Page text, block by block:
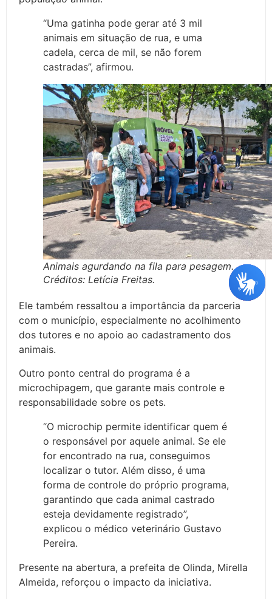
“Uma gatinha pode gerar até 3 mil
animais em situação de rua, e uma
cadela, cerca de mil, se não forem
castradas”, afirmou.
Animais agurdando na fila para pesagem.
Créditos: Letícia Freitas.
Ele também ressaltou a importância da parceria
com o município, especialmente no acolhimento
dos tutores e no apoio ao cadastramento dos
animais.
Outro ponto central do programa é a
microchipagem, que garante mais controle e
responsabilidade sobre os pets.
“O microchip permite identificar quem é
o responsável por aquele animal. Se ele
for encontrado na rua, conseguimos
localizar o tutor. Além disso, é uma
forma de controle do próprio programa,
garantindo que cada animal castrado
esteja devidamente registrado”,
explicou o médico veterinário Gustavo
Pereira.
Presente na abertura, a prefeita de Olinda, Mirella
Almeida, reforçou o impacto da iniciativa.